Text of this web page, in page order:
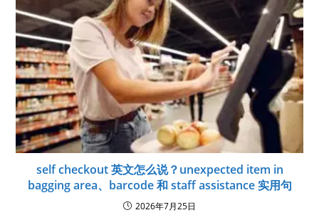
self checkout 英文怎么说？unexpected item in
bagging area、barcode 和 staff assistance 实用句
2026年7月25日